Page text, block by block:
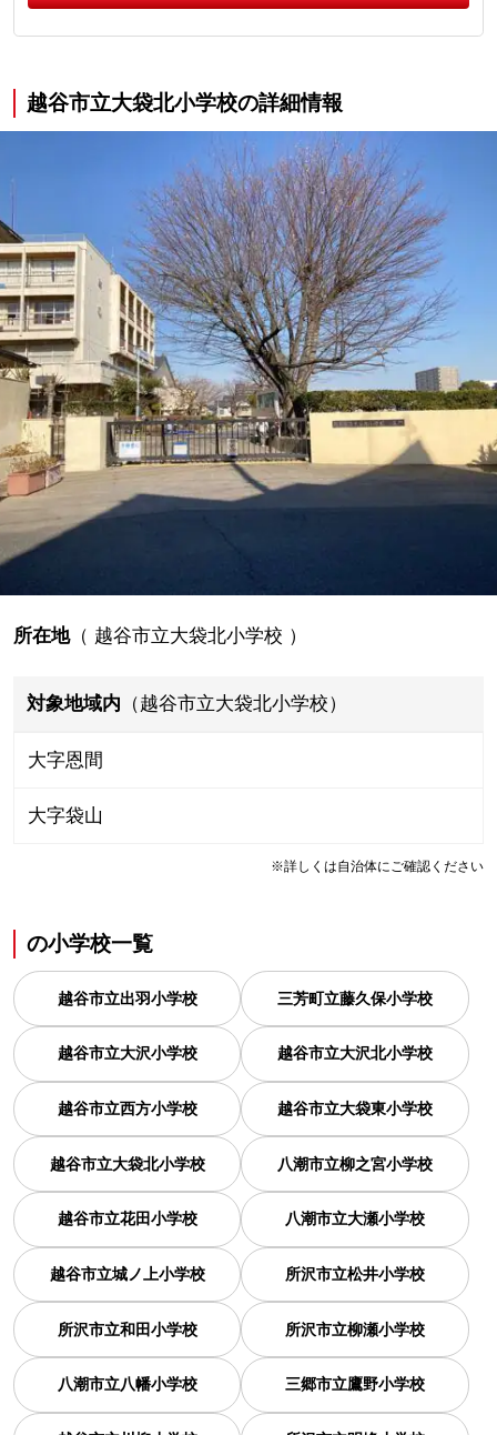
越谷市立大袋北小学校の詳細情報
所在地（ 越谷市立大袋北小学校 ）
対象地域内 （越谷市立大袋北小学校）
大字恩間
大字袋山
※詳しくは自治体にご確認ください
の小学校一覧
越谷市立出羽小学校 三芳町立藤久保小学校
越谷市立大沢小学校 越谷市立大沢北小学校
越谷市立西方小学校 越谷市立大袋東小学校
越谷市立大袋北小学校 八潮市立柳之宮小学校
越谷市立花田小学校 八潮市立大瀬小学校
越谷市立城ノ上小学校 所沢市立松井小学校
所沢市立和田小学校 所沢市立柳瀬小学校
八潮市立八幡小学校 三郷市立鷹野小学校